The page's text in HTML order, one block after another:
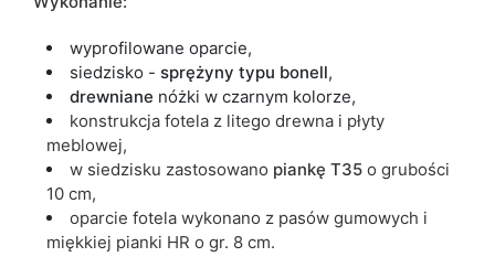
wyprofilowane oparcie,
siedzisko - sprężyny typu bonell,
drewniane nóżki w czarnym kolorze,
konstrukcja fotela z litego drewna i płyty
meblowej,
w siedzisku zastosowano piankę T35 o grubości
10 cm,
oparcie fotela wykonano z pasów gumowych i
miękkiej pianki HR o gr. 8 cm.